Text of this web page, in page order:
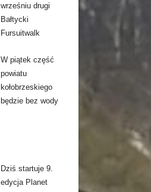
wrześniu drugi
Bałtycki
Fursuitwalk
W piątek część
powiatu
kołobrzeskiego
będzie bez wody
Dziś startuje 9.
edycja Planet